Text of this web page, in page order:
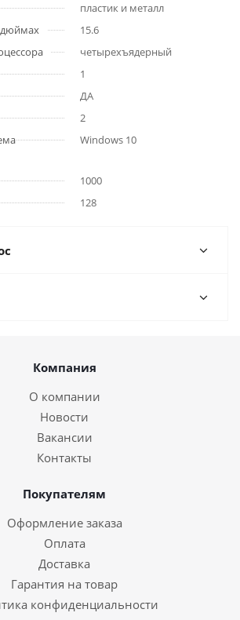
пластик и металл
дюймах
15.6
четырехъядерный
1
ДА
2
Windows 10
1000
128
Компания
О компании
Новости
Вакансии
Контакты
Покупателям
Оформление заказа
Оплата
Доставка
Гарантия на товар
конфиденциальности